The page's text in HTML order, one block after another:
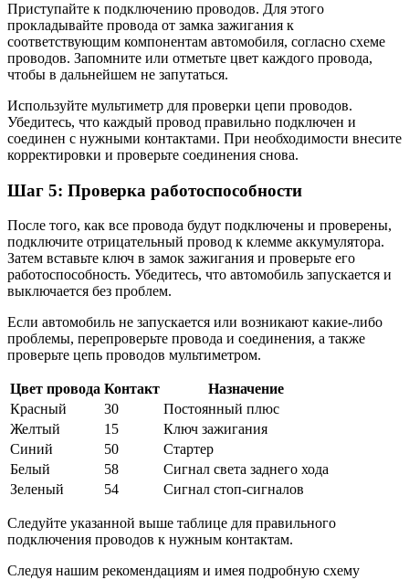
Приступайте к подключению проводов. Для этого
прокладывайте провода от замка зажигания к
соответствующим компонентам автомобиля, согласно схеме
проводов. Запомните или отметьте цвет каждого провода,
чтобы в дальнейшем не запутаться.
Используйте мультиметр для проверки цепи проводов.
Убедитесь, что каждый провод правильно подключен и
соединен с нужными контактами. При необходимости внесите
корректировки и проверьте соединения снова.
Шаг 5: Проверка работоспособности
После того, как все провода будут подключены и проверены,
подключите отрицательный провод к клемме аккумулятора.
Затем вставьте ключ в замок зажигания и проверьте его
работоспособность. Убедитесь, что автомобиль запускается и
выключается без проблем.
Если автомобиль не запускается или возникают какие-либо
проблемы, перепроверьте провода и соединения, а также
проверьте цепь проводов мультиметром.
Цвет провода Контакт
Назначение
Красный
30
Постоянный плюс
Желтый
15
Ключ зажигания
Синий
50
Стартер
Белый
58
Сигнал света заднего хода
Зеленый
54 Сигнал стоп-сигналов
Следуйте указанной выше таблице для правильного
подключения проводов к нужным контактам.
Следуя нашим рекомендациям и имея подробную схему